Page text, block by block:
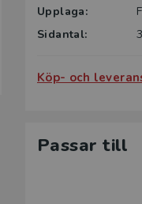
Upplaga:
Sidantal:
Köp- och
Passar till